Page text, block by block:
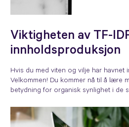
Viktigheten av TF-
innholdsproduksjon
Hvis du med viten og vilje har havnet
Velkommen! Du kommer nå til å lære
betydning for organisk synlighet i de